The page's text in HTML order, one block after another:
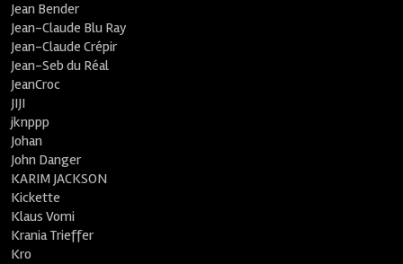
Jean Bender
Jean-Claude Blu Ray
Jean-Claude Crépir
Jean-Seb du Réal
JeanCroc
JIJI
jknppp
Johan
John Danger
KARIM JACKSON
Kickette
Klaus Vomi
Krania Trieffer
Kro